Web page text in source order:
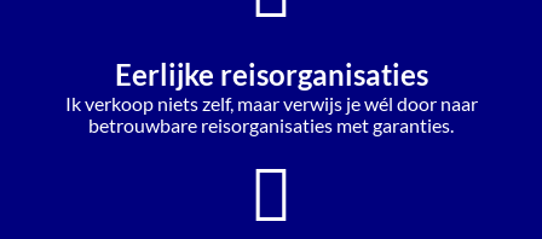
Eerlijke reisorganisaties
Ik verkoop niets zelf, maar verwijs je wél door naar
betrouwbare reisorganisaties met garanties.